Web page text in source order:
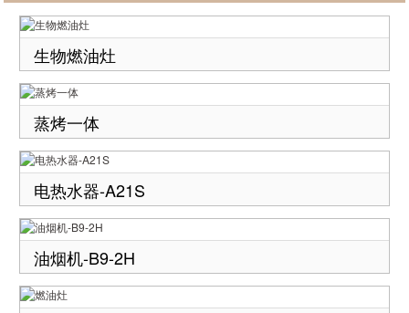
生物燃油灶
蒸烤一体
电热水器-A21S
油烟机-B9-2H